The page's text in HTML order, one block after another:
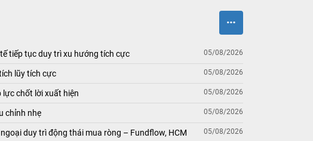
tiếp tục duy trì xu hướng tích cực 05/08/2026
lũy tích cực 05/08/2026
chốt lời xuất hiện 05/08/2026
chỉnh nhẹ 05/08/2026
duy trì động thái mua ròng – Fundflow, HCM 05/08/2026